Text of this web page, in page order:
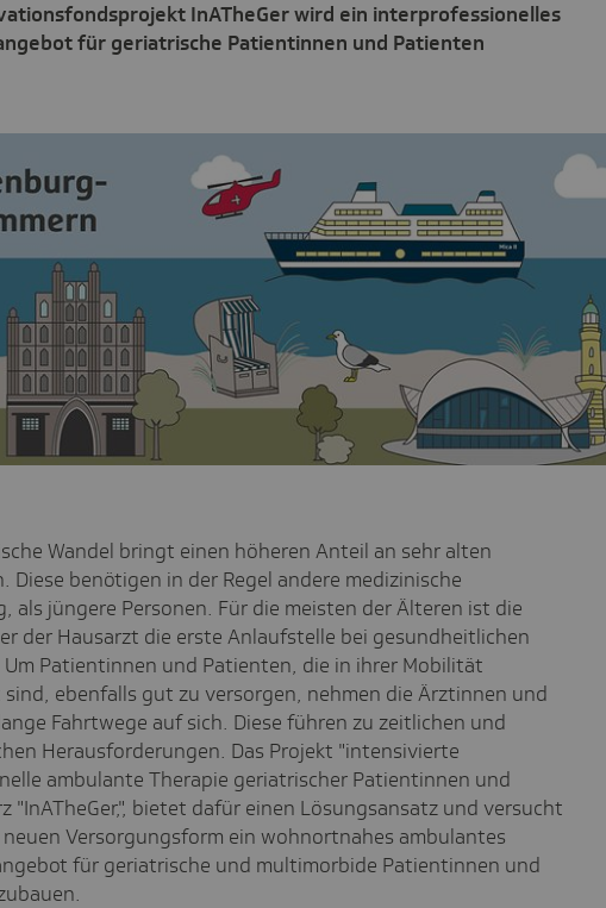
InATheGer wird ein interprofessionelles
für geriatrische Patientinnen und Patienten
Wandel bringt einen höheren Anteil an sehr alten
Diese benötigen in der Regel andere medizinische
als jüngere Personen. Für die meisten der Älteren ist die
der Hausarzt die erste Anlaufstelle bei gesundheitlichen
Um Patientinnen und Patienten, die in ihrer Mobilität
ebenfalls gut zu versorgen, nehmen die Ärztinnen und
Fahrtwege auf sich. Diese führen zu zeitlichen und
Herausforderungen. Das Projekt "intensivierte
ambulante Therapie geriatrischer Patientinnen und
"InATheGer,", bietet dafür einen Lösungsansatz und versucht
Versorgungsform ein wohnortnahes ambulantes
für geriatrische und multimorbide Patientinnen und